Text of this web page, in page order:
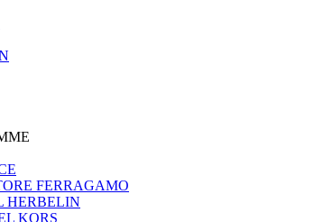
FERRAGAMO
HERBELIN
KORS